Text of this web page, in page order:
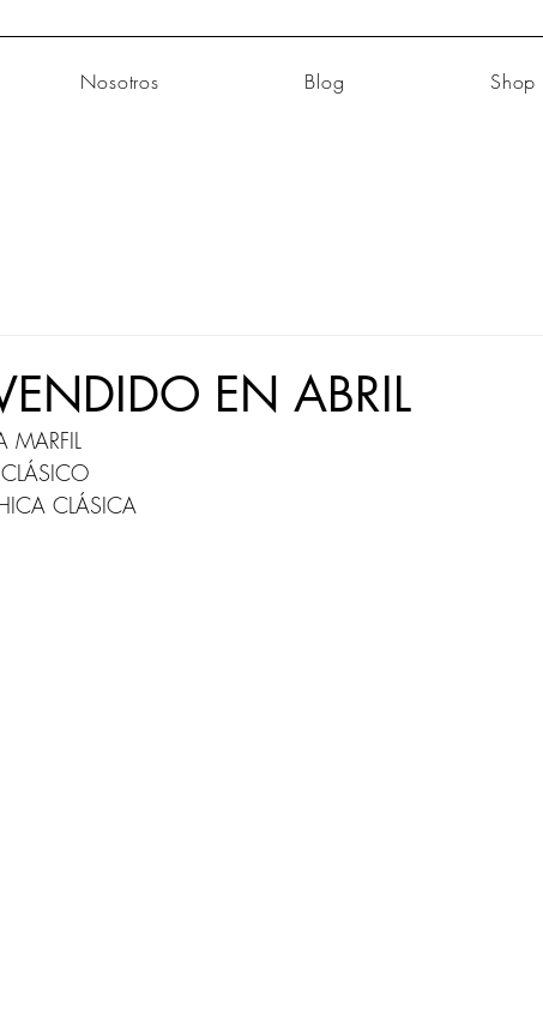
Nosotros Blog Shop
EN ABRIL
MARFIL
CLÁSICA